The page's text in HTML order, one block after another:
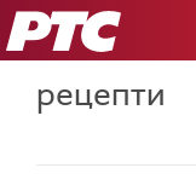
РТС
рецепти